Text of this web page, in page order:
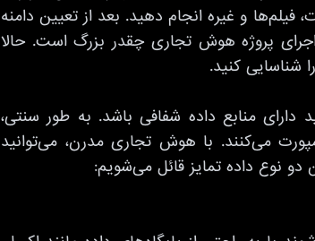
فیلم‌ها و غیره انجام دهید. بعد از تعیین دامنه
پروژه هوش تجاری چقدر بزرگ است. حالا
شناسایی کنید.
منابع داده شفافی باشد. به طور سنتی،
می‌کنند. با هوش تجاری مدرن، می‌توانید
دو نوع داده تمایز قائل می‌شویم: